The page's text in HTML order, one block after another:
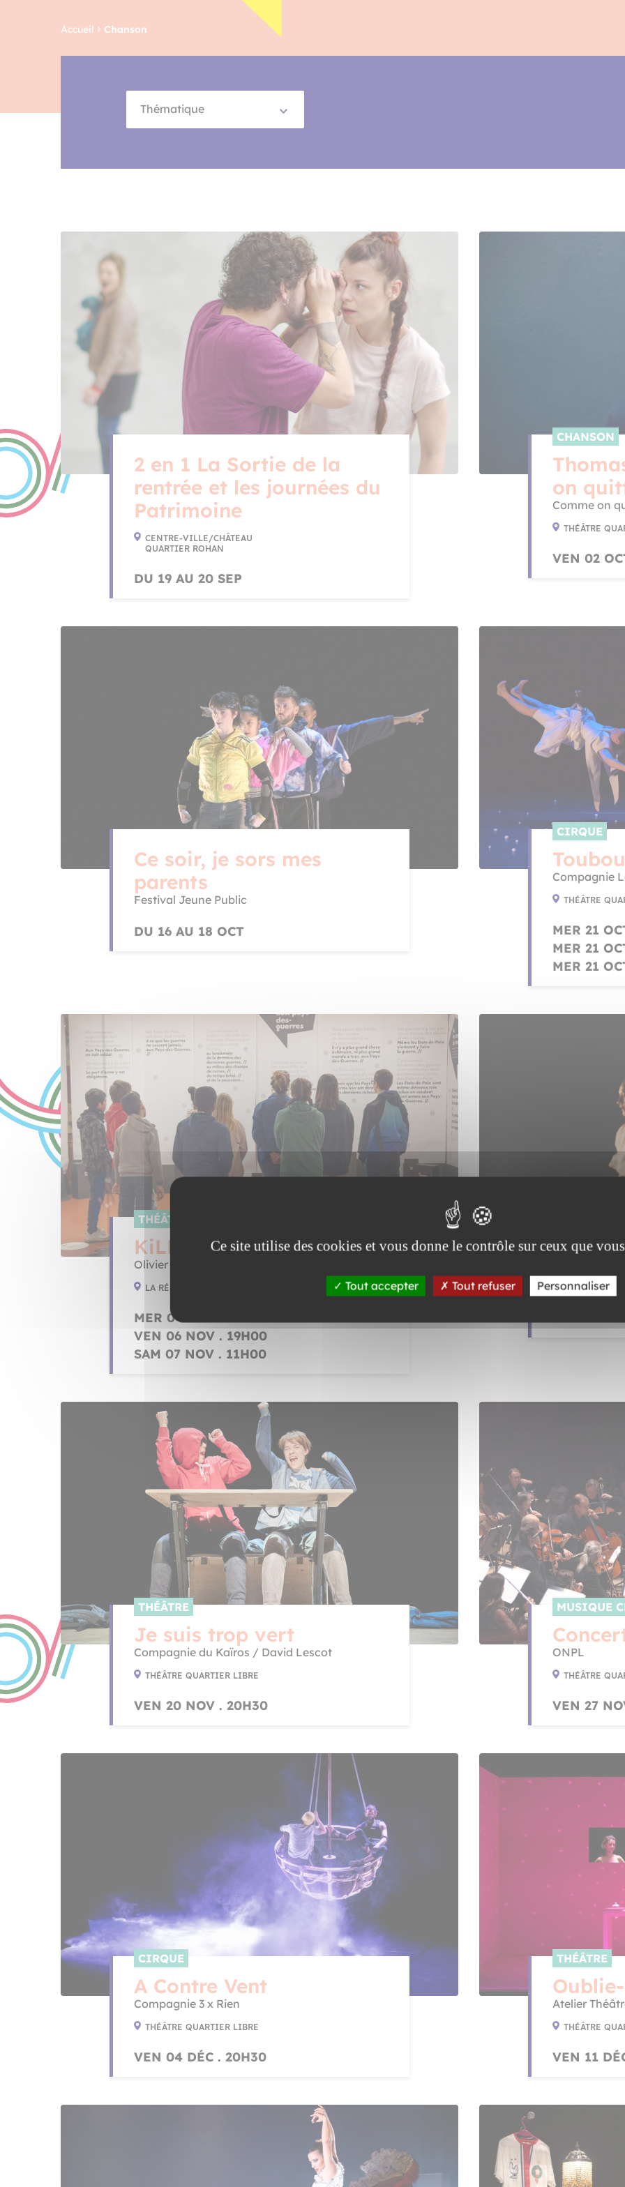
Accueil Chanson
Thématique
2 en 1 La Sortie de la
rentrée et les journées du
Patrimoine
CENTRE-VILLE/CHÂTEAU
QUARTIER ROHAN
DU 19 AU 20 SEP
CHANSON
on
Comme on
THÉÂTRE
VEN 02
Ce soir, je sors mes
parents
Festival Jeune Public
DU 16 AU 18 OCT
CIRQUE
Compagnie
THÉÂTRE
MER 21
MER 21
MER 21
THÉÂTRE PARTICIPATIF
KiLLT – Les Règles du jeu
Olivier Letellier - MIXT
LA RÉSIDENCE AUTONOMIE LA DAVRAYS
MER 04 NOV . 17H00
VEN 06 NOV . 19H00
SAM 07 NOV . 11H00
THÉÂTRE
THÉÂTRE
Je suis trop vert
Compagnie du Kaïros / David Lescot
THÉÂTRE QUARTIER LIBRE
VEN 20 NOV . 20H30
MUSIQUE
ONPL
THÉÂTRE
VEN 27
CIRQUE
A Contre Vent
Compagnie 3 x Rien
THÉÂTRE QUARTIER LIBRE
VEN 04 DÉC . 20H30
THÉÂTRE
Atelier
THÉÂTRE
VEN 11
Ce site utilise des cookies et vous donne le contrôle sur ceux que
Tout accepter Tout refuser Personnaliser